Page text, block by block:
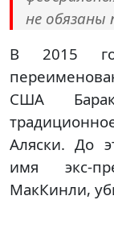
не обязаны
В 2015
США
Аляски. До
имя экс-
МакКинли,